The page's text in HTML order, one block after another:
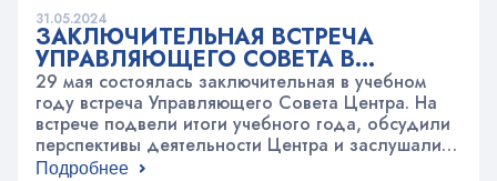
31.05.2024
ЗАКЛЮЧИТЕЛЬНАЯ ВСТРЕЧА
УПРАВЛЯЮЩЕГО СОВЕТА В
УЧЕБНОМ ГОДУ
29 мая состоялась заключительная в учебном
году встреча Управляющего Совета Центра. На
встрече подвели итоги учебного года, обсудили
перспективы деятельности Центра и заслушали
итоги проверки КРУ. Следует отметить, что год
Подробнее